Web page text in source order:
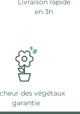
Livraison rapide
en 3h
des végétaux
garantie